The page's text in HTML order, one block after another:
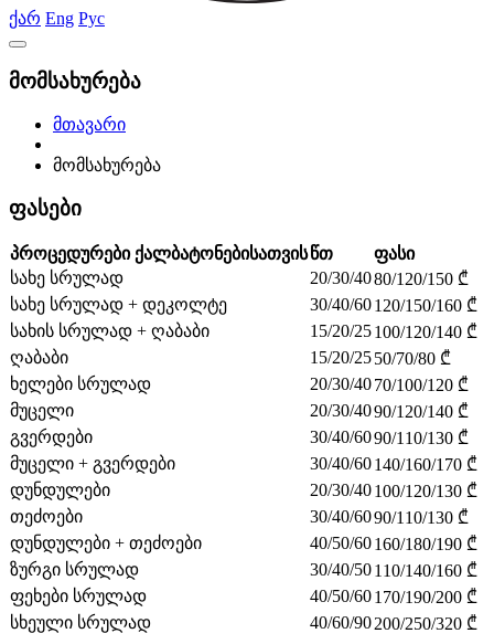
ქარ Eng Рус
მომსახურება
მთავარი
მომსახურება
ფასები
პროცედურები ქალბატონებისათვისწთ
ფასი
სახე სრულად
20/30/4080/120/150 ₾
სახე სრულად + დეკოლტე
30/40/60120/150/160 ₾
სახის სრულად + ღაბაბი
15/20/25100/120/140 ₾
ღაბაბი
15/20/2550/70/80 ₾
ხელები სრულად
20/30/4070/100/120 ₾
მუცელი
20/30/4090/120/140 ₾
გვერდები
30/40/6090/110/130 ₾
მუცელი + გვერდები
30/40/60140/160/170 ₾
დუნდულები
20/30/40100/120/130 ₾
თეძოები
30/40/6090/110/130 ₾
დუნდულები + თეძოები
40/50/60160/180/190 ₾
ზურგი სრულად
30/40/50110/140/160 ₾
ფეხები სრულად
40/50/60170/190/200 ₾
სხეული სრულად
40/60/90200/250/320 ₾